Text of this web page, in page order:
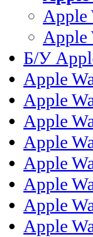
Apple
Apple
Б/У
Apple
Apple
Apple
Apple
Apple
Apple
Apple
Apple